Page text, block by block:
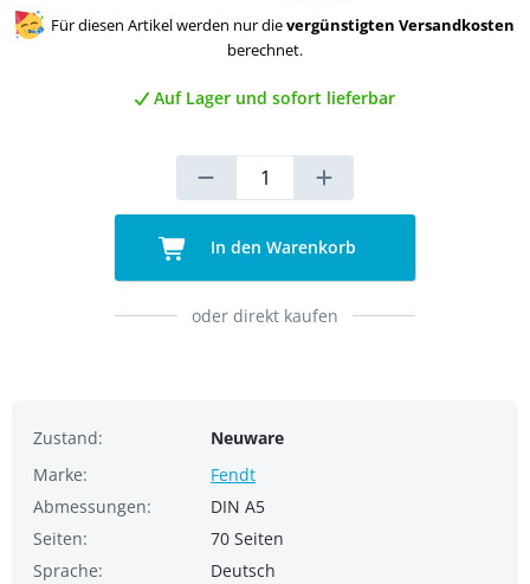
Für diesen Artikel werden nur dievergünstigten Versandkosten
berechnet.
Auf Lager und sofort lieferbar
In den Warenkorb
oder direkt kaufen
Zustand:
Neuware
Marke:
Fendt
Abmessungen:
DIN A5
Seiten:
70 Seiten
Sprache:
Deutsch